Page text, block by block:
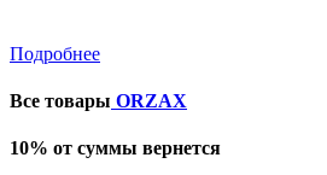
Подробнее
Все товары ORZAX
10% от суммы вернется